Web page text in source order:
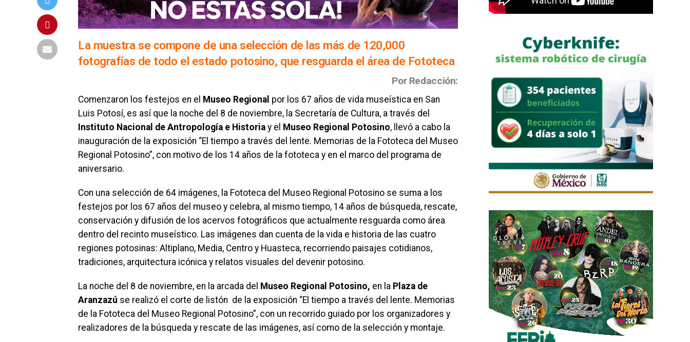
La muestra se compone de una selección de las más de 120,000
fotografías de todo el estado potosino, que resguarda el área de Fototeca
Por Redacción:
Comenzaron los festejos en el Museo Regional por los 67 años de vida museística en San
Luis Potosí, es así que la noche del 8 de noviembre, la Secretaría de Cultura, a través del
Instituto Nacional de Antropología e Historia y el Museo Regional Potosino, llevó a cabo la
inauguración de la exposición “El tiempo a través del lente. Memorias de la Fototeca del Museo
Regional Potosino”, con motivo de los 14 años de la fototeca y en el marco del programa de
aniversario.
Con una selección de 64 imágenes, la Fototeca del Museo Regional Potosino se suma a los
festejos por los 67 años del museo y celebra, al mismo tiempo, 14 años de búsqueda, rescate,
conservación y difusión de los acervos fotográficos que actualmente resguarda como área
dentro del recinto museístico. Las imágenes dan cuenta de la vida e historia de las cuatro
regiones potosinas: Altiplano, Media, Centro y Huasteca, recorriendo paisajes cotidianos,
tradiciones, arquitectura icónica y relatos visuales del devenir potosino.
La noche del 8 de noviembre, en la arcada del Museo Regional Potosino, en la Plaza de
Aranzazú se realizó el corte de listón de la exposición “El tiempo a través del lente. Memorias
de la Fototeca del Museo Regional Potosino”, con un recorrido guiado por los organizadores y
realizadores de la búsqueda y rescate de las imágenes, así como de la selección y montaje.